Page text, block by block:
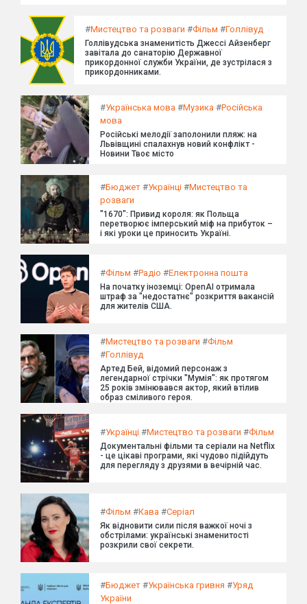
#Мистецтво та розваги #Фільм #Голлівуд
Голлівудська знаменитість Джессі Айзенберг
завітала до санаторію Державної
прикордонної служби України, де зустрілася з
прикордонниками.
#Українська мова #Музика #Російська
мова
Російські мелодії заполонили пляж: на
Львівщині спалахнув новий конфлікт -
Новини Твоє місто
#Бюджет #Українці #Мистецтво та
розваги
"1670": Привид короля: як Польща
перетворює імперський міф на прибуток –
і які уроки це приносить Україні.
#Фільм #Радіо #Електронна пошта
На початку іноземці: OpenAI отримала
штраф за "недостатнє" розкриття вакансій
для жителів США.
#Мистецтво та розваги #Фільм
#Голлівуд
Артед Бей, відомий персонаж з
легендарної стрічки "Мумія": як протягом
25 років змінювався актор, який втілив
образ сміливого героя.
#Українці #Мистецтво та розваги #Фільм
Документальні фільми та серіали на Netflix
- це цікаві програми, які чудово підійдуть
для перегляду з друзями в вечірній час.
#Фільм #Кава #Серіал
Як відновити сили після важкої ночі з
обстрілами: українські знаменитості
розкрили свої секрети.
#Бюджет #Українська гривня #Уряд
України